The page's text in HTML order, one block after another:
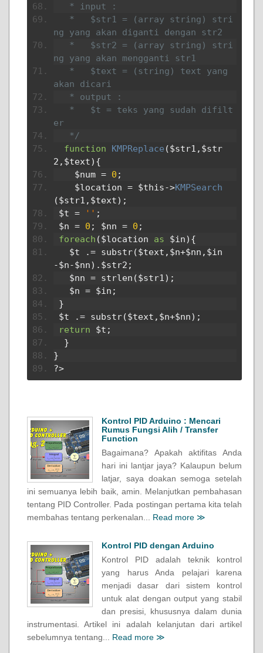
   * input :
ng yang akan diganti dengan str2
ng yang akan mengganti str1
akan dicari
   * output :
er
   */
function
KMPReplace ($str1 , $str
2 , $text){
    $num
= 0 ;
    $location
= $this->KMPSearch
($str1 , $text);
$t = '' ;
$n = 0 ; $nn = 0 ;
foreach ($location as $in){
   $t
.= substr($text , $n+$nn , $in
-$n-$nn). $str2 ;
   $nn
= strlen ($str1 );
   $n
= $in ;
}
$t
.= substr($text , $n+$nn);
return $t ;
}
}
?>
Kontrol PID Arduino : Mencari
Rumus Fungsi Alih / Transfer
Function
Bagaimana? Apakah aktifitas Anda
hari ini lantjar jaya? Kalaupun belum
latjar, saya doakan semoga setelah
ini semuanya lebih baik, amin. Melanjutkan pembahasan
tentang PID Controller. Pada postingan pertama kita telah
membahas tentang perkenalan... Read more ≫
Kontrol PID dengan Arduino
Kontrol PID adalah teknik kontrol
yang harus Anda pelajari karena
menjadi dasar dari sistem kontrol
untuk alat dengan output yang stabil
dan presisi, khususnya dalam dunia
instrumentasi. Artikel ini adalah kelanjutan dari artikel
sebelumnya tentang... Read more ≫